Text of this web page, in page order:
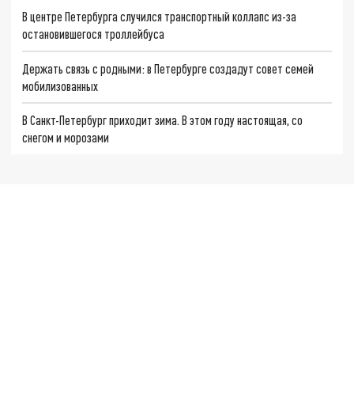
В центре Петербурга случился транспортный коллапс из-за
остановившегося троллейбуса
Держать связь с родными: в Петербурге создадут совет семей
мобилизованных
В Санкт-Петербург приходит зима. В этом году настоящая, со
снегом и морозами